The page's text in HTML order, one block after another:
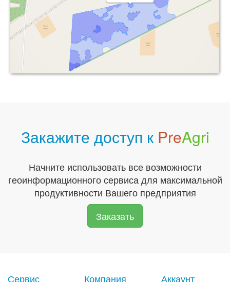
Закажите доступ к PreAgri
Начните использовать все возможности
геоинформационного сервиса для максимальной
продуктивности Вашего предприятия
Заказать
Сервис Компания Аккаунт